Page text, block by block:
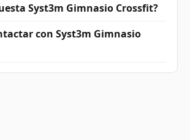
Syst3m Gimnasio Crossfit?
con Syst3m Gimnasio